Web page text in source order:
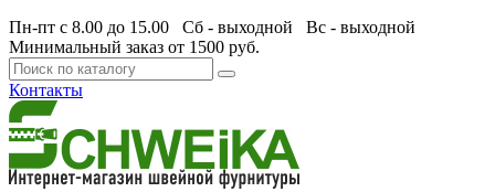
Пн-пт с 8.00 до 15.00 Сб - выходной Вс - выходной
Минимальный заказ от 1500 руб.
Контакты